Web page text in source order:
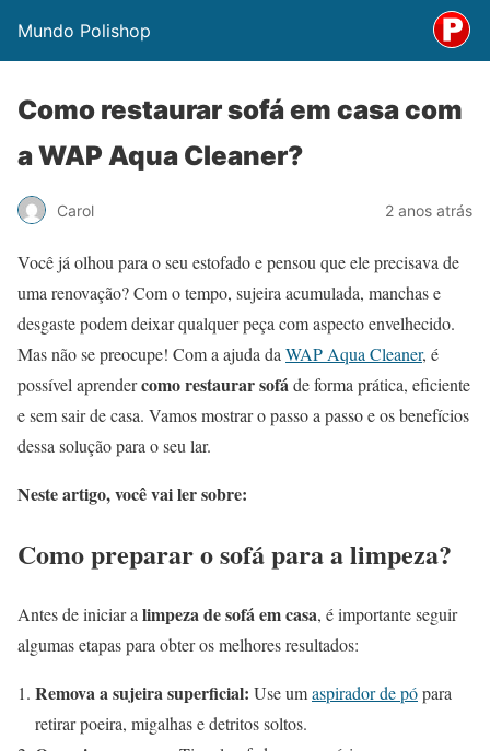
Mundo Polishop
Como restaurar sofá em casa com
a WAP Aqua Cleaner?
Carol 2 anos atrás
Você já olhou para o seu estofado e pensou que ele precisava de
uma renovação? Com o tempo, sujeira acumulada, manchas e
desgaste podem deixar qualquer peça com aspecto envelhecido.
Mas não se preocupe! Com a ajuda da WAP Aqua Cleaner, é
possível aprendercomo restaurar sofáde forma prática, eficiente
e sem sair de casa. Vamos mostrar o passo a passo e os benefícios
dessa solução para o seu lar.
Neste artigo, você vai ler sobre:
Como preparar o sofá para a limpeza?
Antes de iniciar a limpeza de sofá em casa, é importante seguir
algumas etapas para obter os melhores resultados:
Remova a sujeira superficial: Use umaspirador de pópara
retirar poeira, migalhas e detritos soltos.